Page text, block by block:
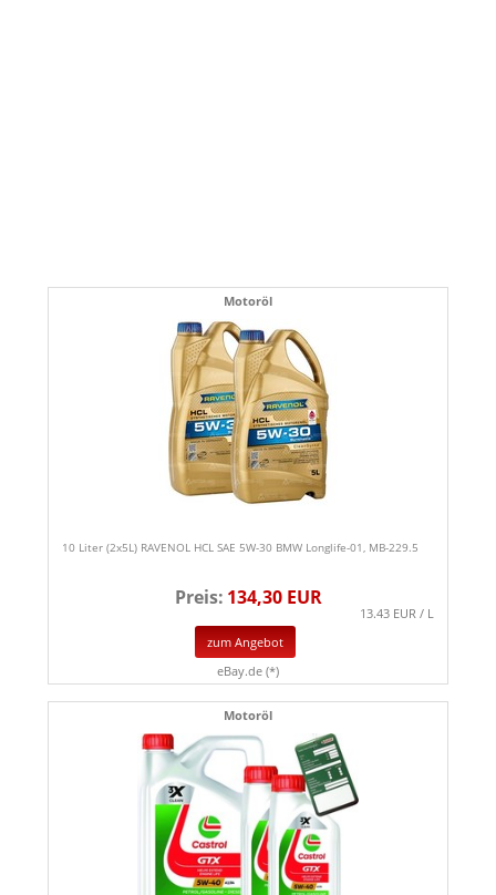
Motoröl
10 Liter (2x5L) RAVENOL HCL SAE 5W-30 BMW Longlife-01, MB-229.5
Preis: 134,30 EUR
13.43 EUR / L
zum Angebot
eBay.de (*)
Motoröl